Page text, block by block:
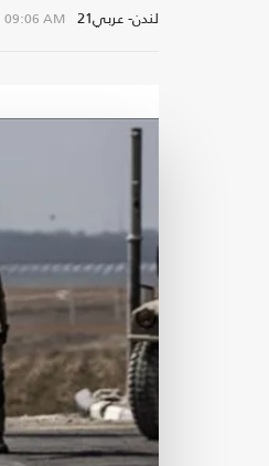
لندن- عربي21 09:06 AM